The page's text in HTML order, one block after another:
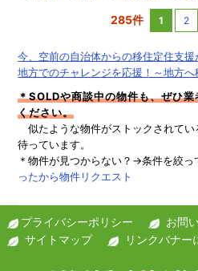
285件 1 2
今、空前の自治体からの移住定住支援
地方でのチャレンジを応援！～地方
＊SOLDや商談中の物件も、ぜひ
ください。
似たような物件がストックされて
待っています。
＊物件が見つからない？→条件を絞
ったから物件リクエスト
プライバシーポリシー お問
サイトマップ
リンクバナー